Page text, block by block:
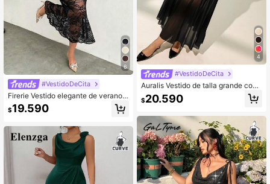
6
#VestidoDeCita
Firerie Vestido elegante de verano d
e talla grande con unicolor, encaje
y cuello asimétrico
$19.590
4
#VestidoDeCita
Auralis Vestido de talla grande con
cuello Mao, sin mangas, ajustado, c
on parches de malla de unicolor
$20.590